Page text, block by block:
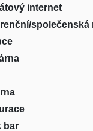
internet
společenská
bar